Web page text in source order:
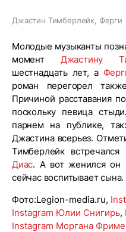
Джастин Тимберлейк, Ферги
Молодые музыканты
момент Джастину
шестнадцать лет, а
роман перегорел
Причиной расставания
поскольку певица
парнем на публике,
Джастина всерьез.
Тимберлейк встречался
Диас. А вот женился он
сейчас воспитывает сына.
Фото:Legion-media.ru,
Instagram Юлии Снигирь,
Instagram Моргана